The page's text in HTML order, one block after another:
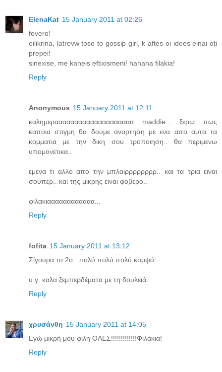
ElenaKat 15 January 2011 at 02:26
fovero!
eilikrina, latrevw toso to gossip girl, k aftes oi idees einai oti
prepei!
sinexise, me kaneis eftixismeni! hahaha filakia!
Reply
Anonymous 15 January 2011 at 12:11
καλημεραααααααααααααααααααα maddie... ξερω πως
καποια στιγμη θα δουμε αναρτηση με ενα απο αυτα τα
κομματια με την δικη σου τροποιηση.. θα περιμενω
υπομονετικα..
εμενα τι αλλο απο την μπλαιρρρρρρρρ.. και τα τρια ειναι
σουπερ.. και της μικρης ειναι φοβερο..
φιλακιαααααααααααα...
Reply
fofita 15 January 2011 at 13:12
Σίγουρα το 2ο...πολύ πολύ πολύ κομψό.
υ.γ. καλα ξεμπερδέματα με τη δουλειά.
Reply
χρυσάνθη 15 January 2011 at 14:05
Εγώ μικρή μου φίλη ΟΛΕΣ!!!!!!!!!!!!!Φιλάκια!
Reply